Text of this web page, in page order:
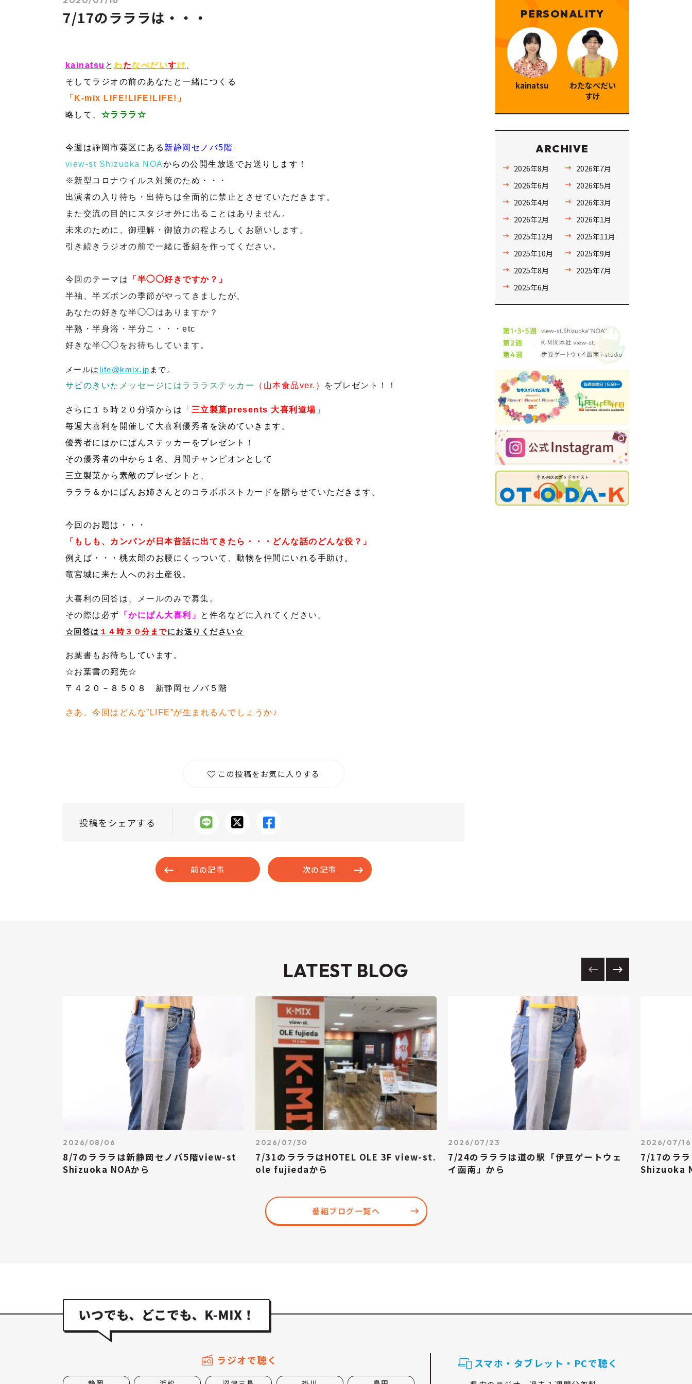
7/17のラララは・・・
kainatsu と わたなべだいすけ
そしてラジオの前のあなたと一緒につくる
「K-mix LIFE!LIFE!LIFE!」
略して、 ☆ラララ☆
今週は静岡市葵区にある 新静岡セノバ5階
view-st Shizuoka NOAからの公開生放送でお送りします！
※新型コロナウイルス対策のため・・・
出演者の入り待ち・出待ちは全面的に禁止とさせていただきます。
また交流の目的にスタジオ外に出ることはありません。
未来のために、御理解・御協力の程よろしくお願いします。
引き続きラジオの前で一緒に番組を作ってください。
今回のテーマは
「半◯◯好きですか？」
半袖、半ズボンの季節がやってきましたが、
あなたの好きな半◯◯はありますか？
半熟・半身浴・半分こ・・・etc
好きな半◯◯をお待ちしています。
メールは life@kmix.jp まで。
サビのきいた メッセージにはラララステッカー （山本食品ver.） をプレゼント！！
さらに１５時２０分頃からは 「 三立製菓presents 大喜利道場 」
毎週大喜利を開催して 大喜利優秀者を決めていきます。
優秀者にはかにぱんステッカーをプレゼント！
その優秀者の中から１名、月間チャンピオンとして
三立製菓から素敵のプレゼントと、
ラララ＆かにぱんお姉さんとのコラボポストカードを贈らせていただきます。
今回のお題は・・・
「もしも、カンパンが日本昔話に出てきたら・・・どんな話のどんな役？ 」
例えば・・・桃太郎のお腰にくっついて、動物を仲間にいれる手助け。
竜宮城に来た人へのお土産役。
大喜利の回答は、メールのみで募集。
その際は必ず 「かにぱん大喜利」
と件名などに入れてください。
☆回答は １４時３０分までにお送りください☆
お葉書もお待ちしています。
☆お葉書の宛先☆
〒４２０－８５０８ 新静岡セノバ５階
さあ、今回はどんな”LIFE”が生まれるんでしょうか♪
この投稿をお気に入りする
投稿をシェアする
前の記事 次の記事
PERSONALITY
kainatsu
わたなべだい
すけ
ARCHIVE
2026年8月
2026年7月
2026年6月
2026年5月
2026年4月
2026年3月
2026年2月
2026年1月
2025年12月
2025年11月
2025年10月
2025年9月
2025年8月
2025年7月
2025年6月
LATEST BLOG
2026/08/06
8/7のラララは新静岡セノバ5階view-st
Shizuoka NOAから
2026/07/30
7/31のラララはHOTEL OLE 3F view-st.
ole fujiedaから
2026/07/23
7/24のラララは道の駅「伊豆ゲートウェ
イ函南」から
2026/07/16
7/17のラ
Shizuoka
番組ブログ一覧へ
ラジオで聴く スマホ・タブレット・PCで聴く